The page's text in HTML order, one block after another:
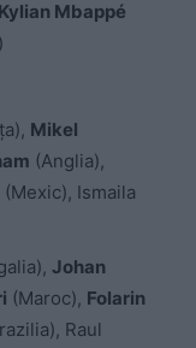
Kylian Mbappé
Mikel
(Anglia),
Ismaila
Johan
(Maroc), Folarin
Raul